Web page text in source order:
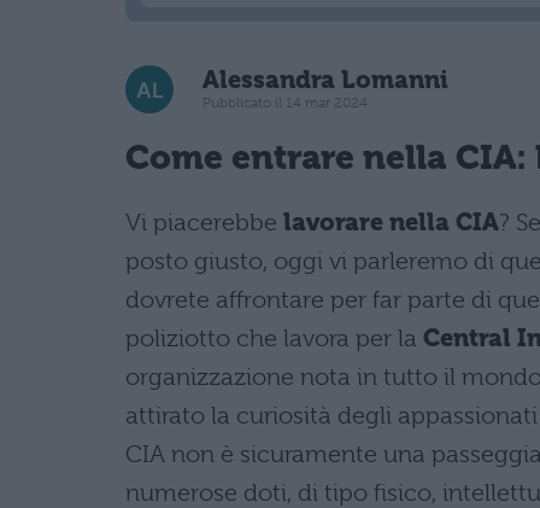
Alessandra Lomanni
Pubblicato il 14 mar 2024
Come entrare nella
Vi piacerebbe lavorare nella CIA?
posto giusto, oggi vi parleremo di
dovrete affrontare per far parte di
poliziotto che lavora per la Central
organizzazione nota in tutto il
attirato la curiosità degli
CIA non è sicuramente una
numerose doti, di tipo fisico,